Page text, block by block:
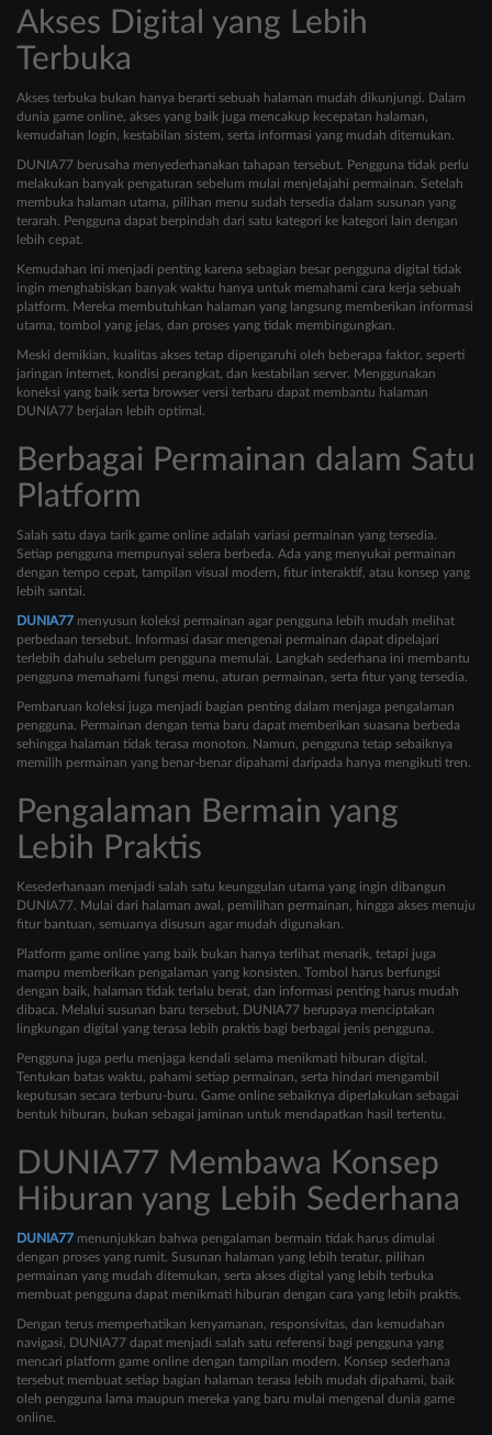
Akses Digital yang Lebih
Terbuka
Akses terbuka bukan hanya berarti sebuah halaman mudah dikunjungi. Dalam
dunia game online, akses yang baik juga mencakup kecepatan halaman,
kemudahan login, kestabilan sistem, serta informasi yang mudah ditemukan.
DUNIA77 berusaha menyederhanakan tahapan tersebut. Pengguna tidak perlu
melakukan banyak pengaturan sebelum mulai menjelajahi permainan. Setelah
membuka halaman utama, pilihan menu sudah tersedia dalam susunan yang
terarah. Pengguna dapat berpindah dari satu kategori ke kategori lain dengan
lebih cepat.
Kemudahan ini menjadi penting karena sebagian besar pengguna digital tidak
ingin menghabiskan banyak waktu hanya untuk memahami cara kerja sebuah
platform. Mereka membutuhkan halaman yang langsung memberikan informasi
utama, tombol yang jelas, dan proses yang tidak membingungkan.
Meski demikian, kualitas akses tetap dipengaruhi oleh beberapa faktor, seperti
jaringan internet, kondisi perangkat, dan kestabilan server. Menggunakan
koneksi yang baik serta browser versi terbaru dapat membantu halaman
DUNIA77 berjalan lebih optimal.
Berbagai Permainan dalam Satu
Platform
Salah satu daya tarik game online adalah variasi permainan yang tersedia.
Setiap pengguna mempunyai selera berbeda. Ada yang menyukai permainan
dengan tempo cepat, tampilan visual modern, fitur interaktif, atau konsep yang
lebih santai.
DUNIA77 menyusun koleksi permainan agar pengguna lebih mudah melihat
perbedaan tersebut. Informasi dasar mengenai permainan dapat dipelajari
terlebih dahulu sebelum pengguna memulai. Langkah sederhana ini membantu
pengguna memahami fungsi menu, aturan permainan, serta fitur yang tersedia.
Pembaruan koleksi juga menjadi bagian penting dalam menjaga pengalaman
pengguna. Permainan dengan tema baru dapat memberikan suasana berbeda
sehingga halaman tidak terasa monoton. Namun, pengguna tetap sebaiknya
memilih permainan yang benar-benar dipahami daripada hanya mengikuti tren.
Pengalaman Bermain yang
Lebih Praktis
Kesederhanaan menjadi salah satu keunggulan utama yang ingin dibangun
DUNIA77. Mulai dari halaman awal, pemilihan permainan, hingga akses menuju
fitur bantuan, semuanya disusun agar mudah digunakan.
Platform game online yang baik bukan hanya terlihat menarik, tetapi juga
mampu memberikan pengalaman yang konsisten. Tombol harus berfungsi
dengan baik, halaman tidak terlalu berat, dan informasi penting harus mudah
dibaca. Melalui susunan baru tersebut, DUNIA77 berupaya menciptakan
lingkungan digital yang terasa lebih praktis bagi berbagai jenis pengguna.
Pengguna juga perlu menjaga kendali selama menikmati hiburan digital.
Tentukan batas waktu, pahami setiap permainan, serta hindari mengambil
keputusan secara terburu-buru. Game online sebaiknya diperlakukan sebagai
bentuk hiburan, bukan sebagai jaminan untuk mendapatkan hasil tertentu.
DUNIA77 Membawa Konsep
Hiburan yang Lebih Sederhana
DUNIA77 menunjukkan bahwa pengalaman bermain tidak harus dimulai
dengan proses yang rumit. Susunan halaman yang lebih teratur, pilihan
permainan yang mudah ditemukan, serta akses digital yang lebih terbuka
membuat pengguna dapat menikmati hiburan dengan cara yang lebih praktis.
Dengan terus memperhatikan kenyamanan, responsivitas, dan kemudahan
navigasi, DUNIA77 dapat menjadi salah satu referensi bagi pengguna yang
mencari platform game online dengan tampilan modern. Konsep sederhana
tersebut membuat setiap bagian halaman terasa lebih mudah dipahami, baik
oleh pengguna lama maupun mereka yang baru mulai mengenal dunia game
online.